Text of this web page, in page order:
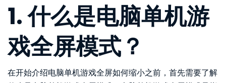
1. 什么是电脑单机游
戏全屏模式？
在开始介绍电脑单机游戏全屏如何缩小之前，首先需要了解